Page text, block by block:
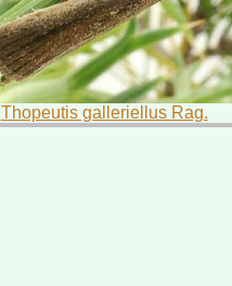
Thopeutis galleriellus Rag.